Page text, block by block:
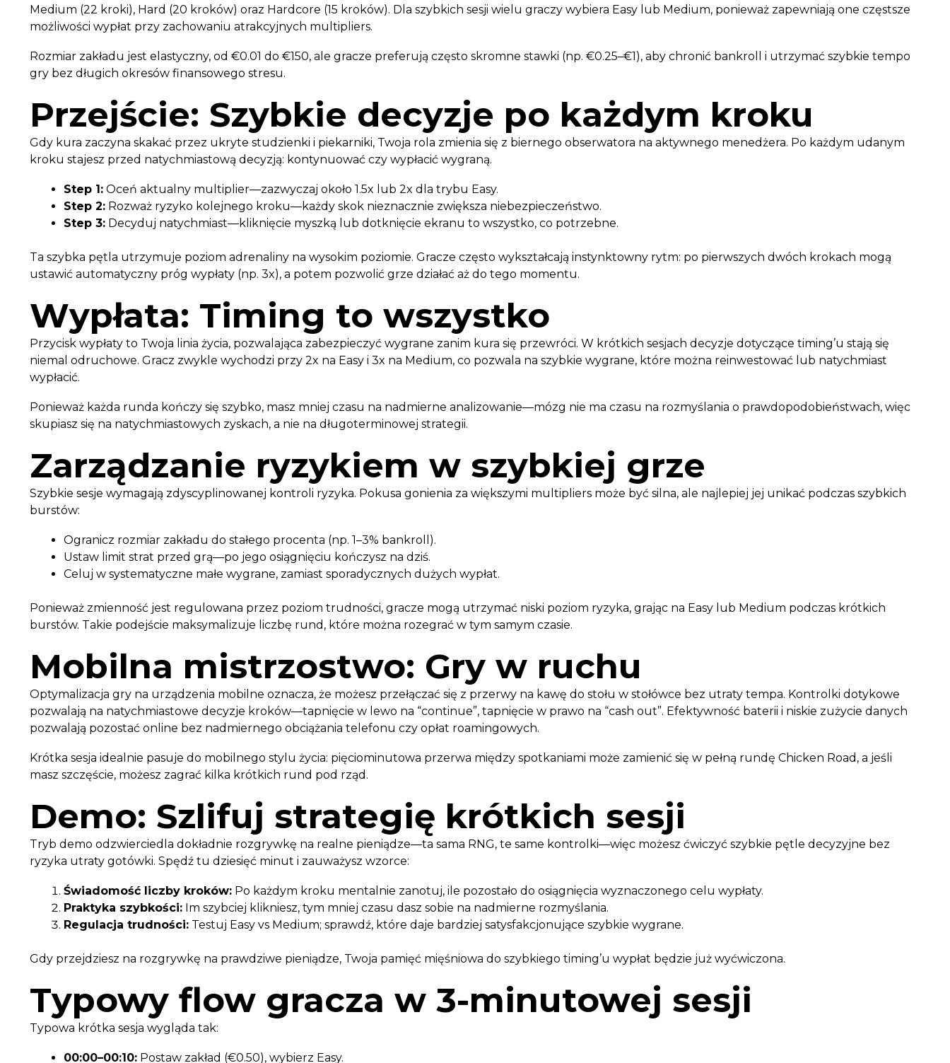
Medium (22 kroki), Hard (20 kroków) oraz Hardcore (15 kroków). Dla szybkich sesji wielu graczy wybiera Easy lub Medium, ponieważ zapewniają one częstsze
możliwości wypłat przy zachowaniu atrakcyjnych multipliers.
Rozmiar zakładu jest elastyczny, od €0.01 do €150, ale gracze preferują często skromne stawki (np. €0.25–€1), aby chronić bankroll i utrzymać szybkie tempo
gry bez długich okresów finansowego stresu.
Przejście: Szybkie decyzje po każdym kroku
Gdy kura zaczyna skakać przez ukryte studzienki i piekarniki, Twoja rola zmienia się z biernego obserwatora na aktywnego menedżera. Po każdym udanym
kroku stajesz przed natychmiastową decyzją: kontynuować czy wypłacić wygraną.
Step 1: Oceń aktualny multiplier—zazwyczaj około 1.5x lub 2x dla trybu Easy.
Step 2: Rozważ ryzyko kolejnego kroku—każdy skok nieznacznie zwiększa niebezpieczeństwo.
Step 3: Decyduj natychmiast—kliknięcie myszką lub dotknięcie ekranu to wszystko, co potrzebne.
Ta szybka pętla utrzymuje poziom adrenaliny na wysokim poziomie. Gracze często wykształcają instynktowny rytm: po pierwszych dwóch krokach mogą
ustawić automatyczny próg wypłaty (np. 3x), a potem pozwolić grze działać aż do tego momentu.
Wypłata: Timing to wszystko
Przycisk wypłaty to Twoja linia życia, pozwalająca zabezpieczyć wygrane zanim kura się przewróci. W krótkich sesjach decyzje dotyczące timing’u stają się
niemal odruchowe. Gracz zwykle wychodzi przy 2x na Easy i 3x na Medium, co pozwala na szybkie wygrane, które można reinwestować lub natychmiast
wypłacić.
Ponieważ każda runda kończy się szybko, masz mniej czasu na nadmierne analizowanie—mózg nie ma czasu na rozmyślania o prawdopodobieństwach, więc
skupiasz się na natychmiastowych zyskach, a nie na długoterminowej strategii.
Zarządzanie ryzykiem w szybkiej grze
Szybkie sesje wymagają zdyscyplinowanej kontroli ryzyka. Pokusa gonienia za większymi multipliers może być silna, ale najlepiej jej unikać podczas szybkich
burstów:
Ogranicz rozmiar zakładu do stałego procenta (np. 1–3% bankroll).
Ustaw limit strat przed grą—po jego osiągnięciu kończysz na dziś.
Celuj w systematyczne małe wygrane, zamiast sporadycznych dużych wypłat.
Ponieważ zmienność jest regulowana przez poziom trudności, gracze mogą utrzymać niski poziom ryzyka, grając na Easy lub Medium podczas krótkich
burstów. Takie podejście maksymalizuje liczbę rund, które można rozegrać w tym samym czasie.
Mobilna mistrzostwo: Gry w ruchu
Optymalizacja gry na urządzenia mobilne oznacza, że możesz przełączać się z przerwy na kawę do stołu w stołówce bez utraty tempa. Kontrolki dotykowe
pozwalają na natychmiastowe decyzje kroków—tapnięcie w lewo na “continue”, tapnięcie w prawo na “cash out”. Efektywność baterii i niskie zużycie danych
pozwalają pozostać online bez nadmiernego obciążania telefonu czy opłat roamingowych.
Krótka sesja idealnie pasuje do mobilnego stylu życia: pięciominutowa przerwa między spotkaniami może zamienić się w pełną rundę Chicken Road, a jeśli
masz szczęście, możesz zagrać kilka krótkich rund pod rząd.
Demo: Szlifuj strategię krótkich sesji
Tryb demo odzwierciedla dokładnie rozgrywkę na realne pieniądze—ta sama RNG, te same kontrolki—więc możesz ćwiczyć szybkie pętle decyzyjne bez
ryzyka utraty gotówki. Spędź tu dziesięć minut i zauważysz wzorce:
Świadomość liczby kroków: Po każdym kroku mentalnie zanotuj, ile pozostało do osiągnięcia wyznaczonego celu wypłaty.
Praktyka szybkości: Im szybciej klikniesz, tym mniej czasu dasz sobie na nadmierne rozmyślania.
Regulacja trudności: Testuj Easy vs Medium; sprawdź, które daje bardziej satysfakcjonujące szybkie wygrane.
Gdy przejdziesz na rozgrywkę na prawdziwe pieniądze, Twoja pamięć mięśniowa do szybkiego timing’u wypłat będzie już wyćwiczona.
Typowy flow gracza w 3-minutowej sesji
Typowa krótka sesja wygląda tak:
00:00–00:10: Postaw zakład (€0.50), wybierz Easy.